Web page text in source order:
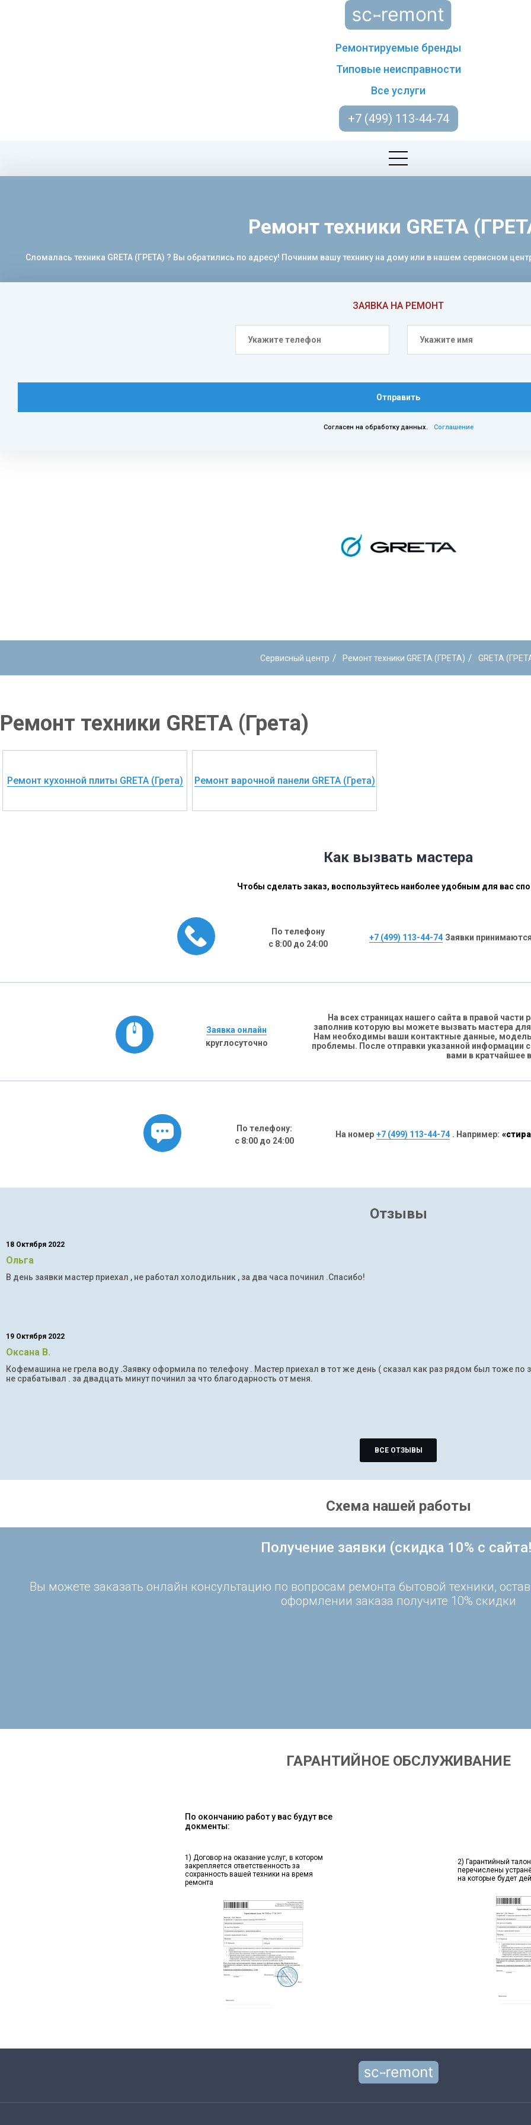
Ремонтируемые бренды
Типовые неисправности
Все услуги
+7 (499) 113-44-74
ЗАЯВКА НА РЕМОНТ
Отправить
Согласен на обработку данных. Соглашение
Ремонт техники GRETA
Сломалась техника GRETA (ГРЕТА) ? Вы обратились по адресу! Починим вашу технику на дому или в нашем сервисном
Сервисный центр / Ремонт техники GRETA (ГРЕТА) / GRETA
Ремонт техники GRETA (Грета)
Ремонт кухонной плиты GRETA (Грета) Ремонт варочной панели GRETA (Грета)
Как вызвать мастера
Чтобы сделать заказ, воспользуйтесь наиболее удобным для вас
По телефону
с 8:00 до 24:00
+7 (499) 113-44-74 Заявки
Заявка онлайн
круглосуточно
На всех страницах нашего сайта в правой
заполнив которую вы можете вызвать мастера
Нам необходимы ваши контактные данные, модель
проблемы. После отправки указанной информации
вами в кратчайшее
По телефону:
с 8:00 до 24:00
На номер +7 (499) 113-44-74 . Например:
Отзывы
18 Октября 2022
Ольга
В день заявки мастер приехал , не работал холодильник , за два часа починил .Спасибо!
19 Октября 2022
Оксана В.
Кофемашина не грела воду .Заявку оформила по телефону . Мастер приехал в тот же день ( сказал как раз рядом был тоже по
не срабатывал . за двадцать минут починил за что благодарность от меня.
ВСЕ ОТЗЫВЫ
Схема нашей работы
Получение заявки (скидка 10% с
Вы можете заказать онлайн консультацию по вопросам ремонта бытовой техники,
оформлении заказа получите 10% скидки
ГАРАНТИЙНОЕ ОБСЛУЖИВАНИЕ
По окончанию работ у вас будут все
докменты:
1) Договор на оказание услуг, в котором
закрепляется ответственность за
сохранность вашей техники на время
ремонта
2) Гарантийный
перечислены
на которые будет